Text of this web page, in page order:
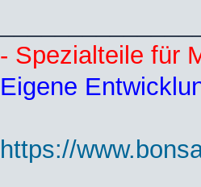
- Spezialteile für
Eigene
https://